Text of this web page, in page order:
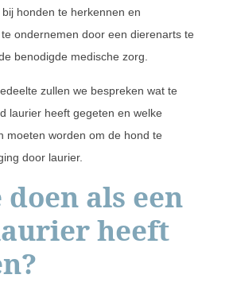
honden te herkennen en
ondernemen door een dierenarts te
benodigde medische zorg.
zullen we bespreken wat te
laurier heeft gegeten en welke
moeten worden om de hond te
door laurier.
als een
heeft